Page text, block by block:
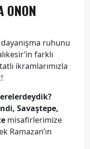
ONON
ruhunu
farklı
ikramlarımızla
Savaştepe,
misafirlerimize
Ramazan’ın